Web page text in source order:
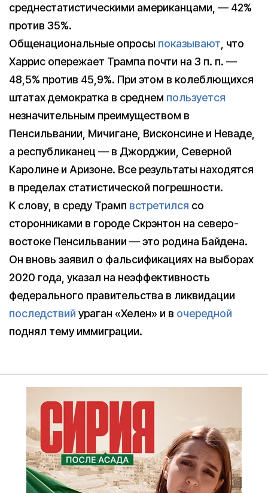
среднестатистическими американцами, — 42%
против 35%.
Общенациональные опросы показывают, что
Харрис опережает Трампа почти на 3 п. п. —
48,5% против 45,9%. При этом в колеблющихся
штатах демократка в среднем пользуется
незначительным преимуществом в
Пенсильвании, Мичигане, Висконсине и Неваде,
а республиканец — в Джорджии, Северной
Каролине и Аризоне. Все результаты находятся
в пределах статистической погрешности.
К слову, в среду Трамп встретился со
сторонниками в городе Скрэнтон на северо-
востоке Пенсильвании — это родина Байдена.
Он вновь заявил о фальсификациях на выборах
2020 года, указал на неэффективность
федерального правительства в ликвидации
последствий ураган «Хелен» и в очередной
поднял тему иммиграции.